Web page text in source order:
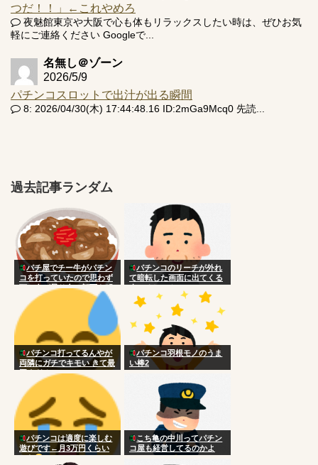
つだ！！」←これやめろ
夜魅館東京や大阪で心も体もリラックスしたい時は、ぜひお気
軽にご連絡ください Googleで...
名無し＠ゾーン
2026/5/9
パチンコスロットで出汁が出る瞬間
8: 2026/04/30(木) 17:44:48.16 ID:2mGa9Mcq0 先読...
過去記事ランダム
パチ屋でチー牛がパチン
コを打っていたので思わず
頭に血が昇り台に顔面を叩
きつけた
パチンコのリーチが外れ
て暗転した画面に出てくる
人いるじゃん？
パチンコ打ってるんやが
両隣にガチでキモい きて最
悪すぎる
パチンコ羽根モノのうま
い棒2
パチンコは適度に楽しむ
遊びです←月3万円くらい
かな
こち亀の中川ってパチン
コ屋も経営してるのかよ